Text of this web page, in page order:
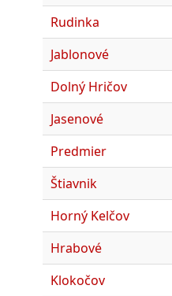
Rudinka
Jablonové
Dolný Hričov
Jasenové
Predmier
Štiavnik
Horný Kelčov
Hrabové
Klokočov